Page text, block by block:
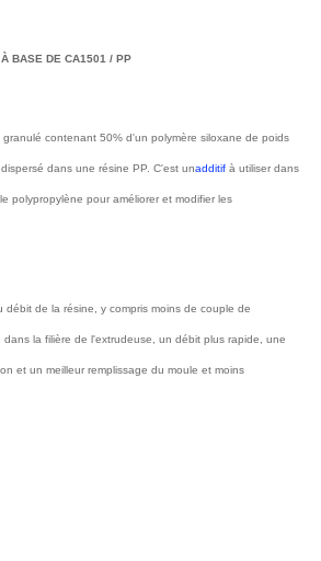
BASE DE CA1501 / PP
contenant 50% d'un polymère siloxane de poids
dans une résine PP. C'est unadditif à utiliser dans
polypropylène pour améliorer et modifier les
débit de la résine, y compris moins de couple de
la filière de l'extrudeuse, un débit plus rapide, une
et un meilleur remplissage du moule et moins